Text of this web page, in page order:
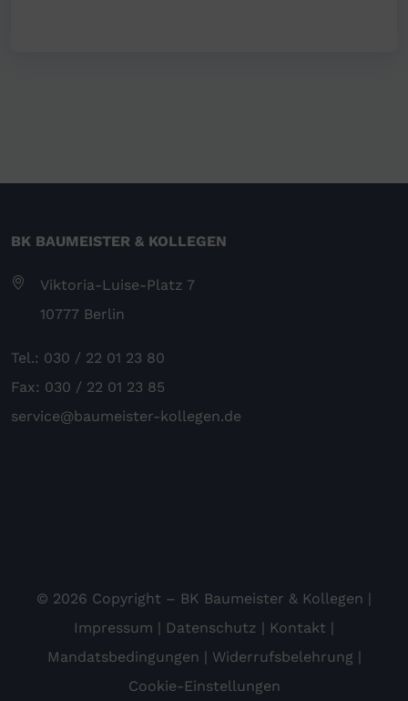
BK BAUMEISTER & KOLLEGEN
Viktoria-Luise-Platz 7
10777 Berlin
Tel.: 030 / 22 01 23 80
Fax: 030 / 22 01 23 85
service@baumeister-kollegen.de
© 2026 Copyright – BK Baumeister & Kollegen |
Impressum | Datenschutz | Kontakt |
Mandatsbedingungen | Widerrufsbelehrung |
Cookie-Einstellungen